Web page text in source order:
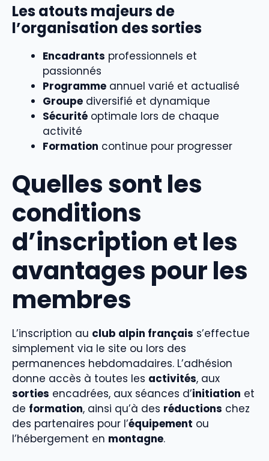
Les atouts majeurs de
l’organisation des sorties
Encadrants professionnels et
passionnés
Programme annuel varié et actualisé
Groupe diversifié et dynamique
Sécurité optimale lors de chaque
activité
Formation continue pour progresser
Quelles sont les
conditions
d’inscription et les
avantages pour les
membres
L’inscription au club alpin français s’effectue
simplement via le site ou lors des
permanences hebdomadaires. L’adhésion
donne accès à toutes les activités, aux
sorties encadrées, aux séances d’initiation et
de formation, ainsi qu’à des réductions chez
des partenaires pour l’équipement ou
l’hébergement en montagne.